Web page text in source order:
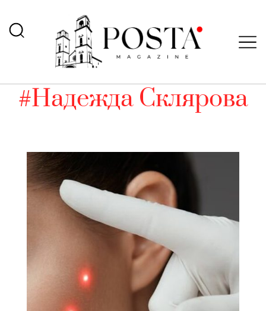
#Надежда Склярова